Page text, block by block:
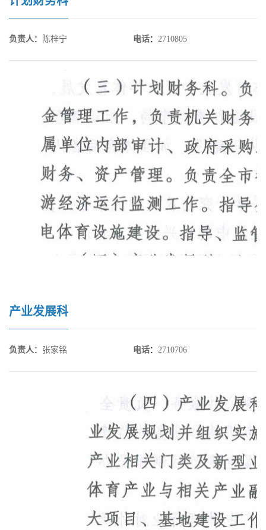
负责人： 陈梓宁 电话： 2710805
产业发展科
负责人： 张家铭 电话： 2710706